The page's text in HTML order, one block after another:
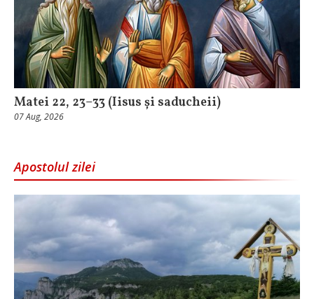
Matei 22, 23–33 (Iisus și saducheii)
07 Aug, 2026
Apostolul zilei